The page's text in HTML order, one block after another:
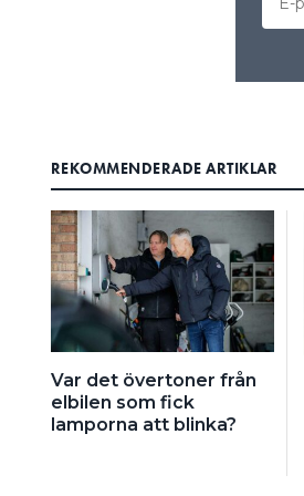
REKOMMENDERADE ARTIKLAR
Var det övertoner från
elbilen som fick
lamporna att blinka?